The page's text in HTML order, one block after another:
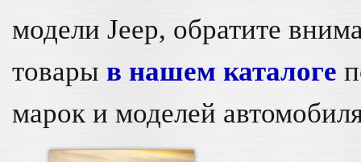
модели Jeep, обратите
товары в нашем каталоге
марок и моделей